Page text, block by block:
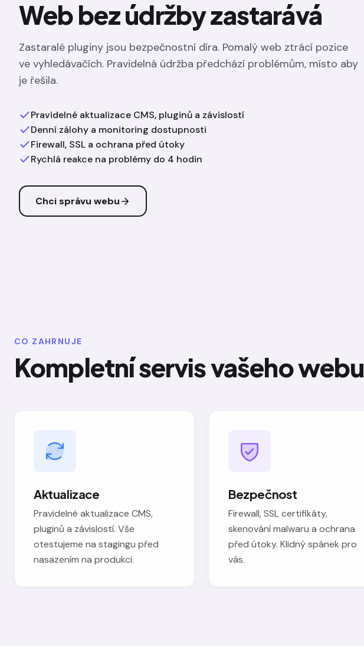
Web bez údržby zastarává
Zastaralé pluginy jsou bezpečnostní díra. Pomalý web ztrácí pozice
ve vyhledávačích. Pravidelná údržba předchází problémům, místo aby
je řešila.
Pravidelné aktualizace CMS, pluginů a závislostí
Denní zálohy a monitoring dostupnosti
Firewall, SSL a ochrana před útoky
Rychlá reakce na problémy do 4 hodin
Chci správu webu
CO ZAHRNUJE
Kompletní servis vašeho webu
Aktualizace
Pravidelné aktualizace CMS,
pluginů a závislostí. Vše
otestujeme na stagingu před
nasazením na produkci.
Bezpečnost
Firewall, SSL certifikáty,
skenování malwaru a ochrana
před útoky. Klidný spánek pro
vás.